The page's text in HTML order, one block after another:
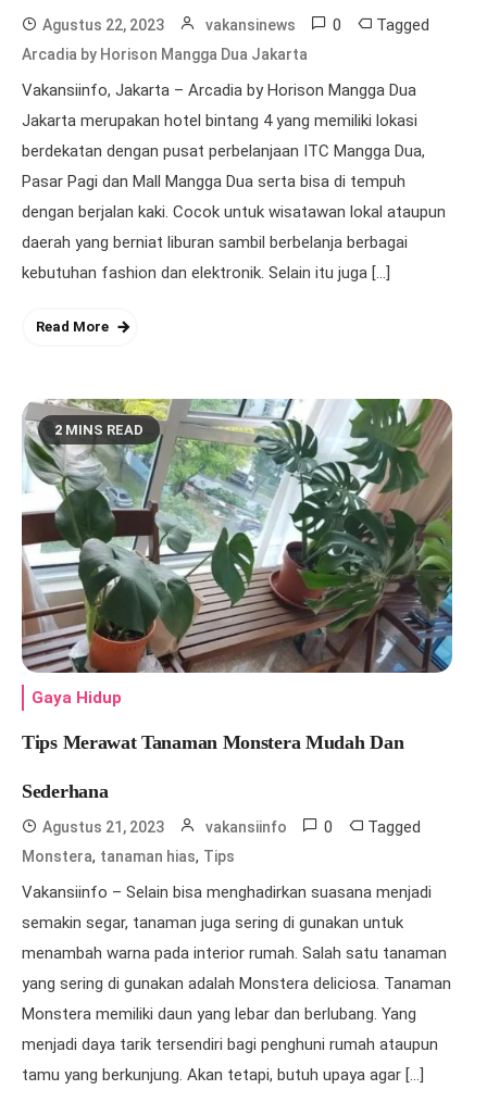
Agustus 22, 2023 vakansinews 0 Tagged
Arcadia by Horison Mangga Dua Jakarta
Vakansiinfo, Jakarta – Arcadia by Horison Mangga Dua
Jakarta merupakan hotel bintang 4 yang memiliki lokasi
berdekatan dengan pusat perbelanjaan ITC Mangga Dua,
Pasar Pagi dan Mall Mangga Dua serta bisa di tempuh
dengan berjalan kaki. Cocok untuk wisatawan lokal ataupun
daerah yang berniat liburan sambil berbelanja berbagai
kebutuhan fashion dan elektronik. Selain itu juga […]
Read More
2 MINS READ
Gaya Hidup
Tips Merawat Tanaman Monstera Mudah Dan
Sederhana
Agustus 21, 2023 vakansiinfo 0 Tagged
Monstera, tanaman hias, Tips
Vakansiinfo – Selain bisa menghadirkan suasana menjadi
semakin segar, tanaman juga sering di gunakan untuk
menambah warna pada interior rumah. Salah satu tanaman
yang sering di gunakan adalah Monstera deliciosa. Tanaman
Monstera memiliki daun yang lebar dan berlubang. Yang
menjadi daya tarik tersendiri bagi penghuni rumah ataupun
tamu yang berkunjung. Akan tetapi, butuh upaya agar […]